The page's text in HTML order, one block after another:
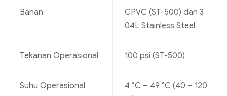
Bahan
CPVC (ST-500) dan 3
04L Stainless Steel
Tekanan Operasional 100 psi (ST-500)
Suhu Operasional
4 °C – 49 °C (40 – 120